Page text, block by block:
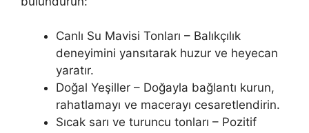
Canlı Su Mavisi Tonları – Balıkçılık
deneyimini yansıtarak huzur ve heyecan
yaratır.
Doğal Yeşiller – Doğayla bağlantı kurun,
rahatlamayı ve macerayı cesaretlendirin.
Sıcak sarı ve turuncu tonları – Pozitif